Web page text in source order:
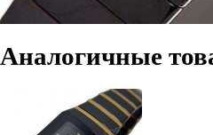
Аналогичные